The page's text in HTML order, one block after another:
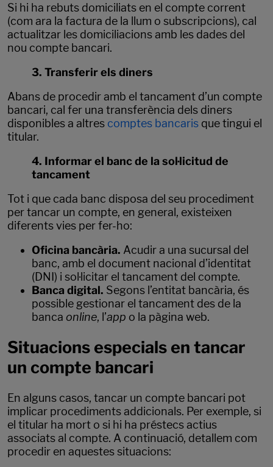
Si hi ha rebuts domiciliats en el compte corrent
(com ara la factura de la llum o subscripcions), cal
actualitzar les domiciliacions amb les dades del
nou compte bancari.
3. Transferir els diners
Abans de procedir amb el tancament d’un compte
bancari, cal fer una transferència dels diners
disponibles a altres comptes bancaris que tingui el
titular.
4. Informar el banc de la sol·licitud de
tancament
Tot i que cada banc disposa del seu procediment
per tancar un compte, en general, existeixen
diferents vies per fer-ho:
Oficina bancària. Acudir a una sucursal del
banc, amb el document nacional d’identitat
(DNI) i sol·licitar el tancament del compte.
Banca digital. Segons l’entitat bancària, és
possible gestionar el tancament des de la
banca online, l’app o la pàgina web.
Situacions especials en tancar
un compte bancari
En alguns casos, tancar un compte bancari pot
implicar procediments addicionals. Per exemple, si
el titular ha mort o si hi ha préstecs actius
associats al compte. A continuació, detallem com
procedir en aquestes situacions: